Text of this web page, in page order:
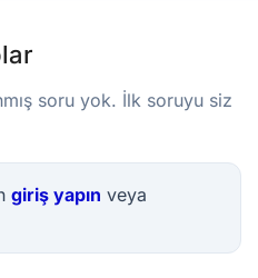
soru yok. İlk soruyu siz
giriş yapın veya